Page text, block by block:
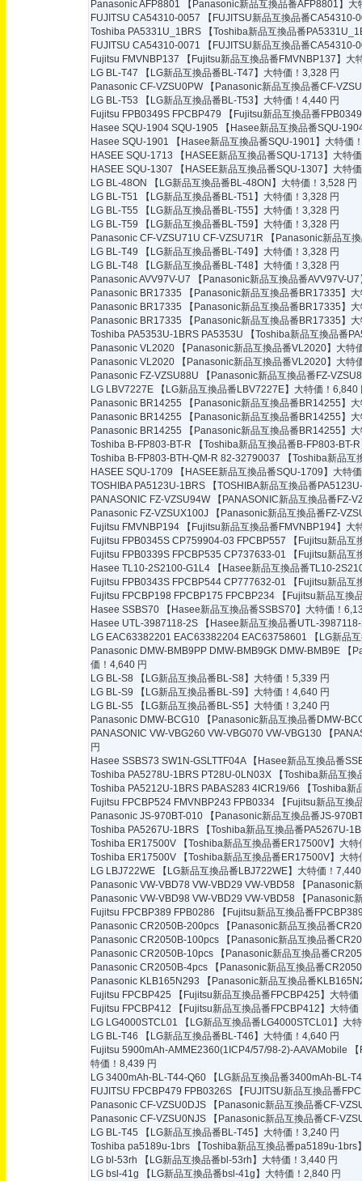
Panasonic AFP8801
【Panasonic新品互換品番AFP8801】大
FUJITSU CA54310-0057
【FUJITSU新品互換品番
Toshiba PA5331U_1BRS
【Toshiba新品互換品番
FUJITSU CA54310-0071
【FUJITSU新品互換品番
Fujitsu FMVNBP137
【Fujitsu新品互換品番FMVNBP137】大
LG BL-T47
【LG新品互換品番BL-T47】大特価！3,328 円
Panasonic CF-VZSU0PW
【Panasonic新品互換品番CF-
LG BL-T53
【LG新品互換品番BL-T53】大特価！4,440 円
Fujitsu FPB0349S FPCBP479
【Fujitsu新品互換品番
Hasee SQU-1904 SQU-1905
【Hasee新品互換品番SQU-
Hasee SQU-1901
【Hasee新品互換品番SQU-1901】大特価
HASEE SQU-1713
【HASEE新品互換品番SQU-1713】大特
HASEE SQU-1307
【HASEE新品互換品番SQU-1307】大特
LG BL-48ON
【LG新品互換品番BL-48ON】大特価！3,528 円
LG BL-T51
【LG新品互換品番BL-T51】大特価！3,328 円
LG BL-T55
【LG新品互換品番BL-T55】大特価！3,328 円
LG BL-T59
【LG新品互換品番BL-T59】大特価！3,328 円
Panasonic CF-VZSU71U CF-VZSU71R
【Panasonic新品互
LG BL-T49
【LG新品互換品番BL-T49】大特価！3,328 円
LG BL-T48
【LG新品互換品番BL-T48】大特価！3,328 円
Panasonic AVV97V-U7
【Panasonic新品互換品番AVV97V-
Panasonic BR17335
【Panasonic新品互換品番BR17335】
Panasonic BR17335
【Panasonic新品互換品番BR17335】
Panasonic BR17335
【Panasonic新品互換品番BR17335】
Toshiba PA5353U-1BRS PA5353U
【Toshiba新品互換品番
Panasonic VL2020
【Panasonic新品互換品番VL2020】大特
Panasonic VL2020
【Panasonic新品互換品番VL2020】大特
Panasonic FZ-VZSU88U
【Panasonic新品互換品番FZ-
LG LBV7227E
【LG新品互換品番LBV7227E】大特価！6,840
Panasonic BR14255
【Panasonic新品互換品番BR14255】
Panasonic BR14255
【Panasonic新品互換品番BR14255】
Panasonic BR14255
【Panasonic新品互換品番BR14255】
Toshiba B-FP803-BT-R
【Toshiba新品互換品番B-FP803-BT-
Toshiba B-FP803-BTH-QM-R 82-32790037
【Toshiba新品
HASEE SQU-1709
【HASEE新品互換品番SQU-1709】大特
TOSHIBA PA5123U-1BRS
【TOSHIBA新品互換品番
PANASONIC FZ-VZSU94W
【PANASONIC新品互換品番FZ-
Panasonic FZ-VZSUX100J
【Panasonic新品互換品番FZ-
Fujitsu FMVNBP194
【Fujitsu新品互換品番FMVNBP194】大
Fujitsu FPB0345S CP759904-03 FPCBP557
【Fujitsu新品
Fujitsu FPB0339S FPCBP535 CP737633-01
【Fujitsu新品
Hasee TL10-2S2100-G1L4
【Hasee新品互換品番TL10-
Fujitsu FPB0343S FPCBP544 CP777632-01
【Fujitsu新品
Fujitsu FPCBP198 FPCBP175 FPCBP234
【Fujitsu新品互
Hasee SSBS70
【Hasee新品互換品番SSBS70】大特価！
Hasee UTL-3987118-2S
【Hasee新品互換品番UTL-
LG EAC63382201 EAC63382204 EAC63758601
【LG新品
Panasonic DMW-BMB9PP DMW-BMB9GK DMW-BMB9E
【
価！4,640 円
LG BL-S8
【LG新品互換品番BL-S8】大特価！5,339 円
LG BL-S9
【LG新品互換品番BL-S9】大特価！4,640 円
LG BL-S5
【LG新品互換品番BL-S5】大特価！3,240 円
Panasonic DMW-BCG10
【Panasonic新品互換品番DMW-
PANASONIC VW-VBG260 VW-VBG070 VW-VBG130
【
円
Hasee SSBS73 SW1N-GSLTTF04A
【Hasee新品互換品番
Toshiba PA5278U-1BRS PT28U-0LN03X
【Toshiba新品互
Toshiba PA5212U-1BRS PABAS283 4ICR19/66
【Toshiba
Fujitsu FPCBP524 FMVNBP243 FPB0334
【Fujitsu新品互
Panasonic JS-970BT-010
【Panasonic新品互換品番JS-
Toshiba PA5267U-1BRS
【Toshiba新品互換品番PA5267U-
Toshiba ER17500V
【Toshiba新品互換品番ER17500V】大
Toshiba ER17500V
【Toshiba新品互換品番ER17500V】大
LG LBJ722WE
【LG新品互換品番LBJ722WE】大特価！
Panasonic VW-VBD78 VW-VBD29 VW-VBD58
【Panasonic
Panasonic VW-VBD98 VW-VBD29 VW-VBD58
【Panasonic
Fujitsu FPCBP389 FPB0286
【Fujitsu新品互換品番
Panasonic CR2050B-200pcs
【Panasonic新品互換品番
Panasonic CR2050B-100pcs
【Panasonic新品互換品番
Panasonic CR2050B-10pcs
【Panasonic新品互換品番
Panasonic CR2050B-4pcs
【Panasonic新品互換品番
Panasonic KLB165N293
【Panasonic新品互換品番
Fujitsu FPCBP425
【Fujitsu新品互換品番FPCBP425】大特
Fujitsu FPCBP412
【Fujitsu新品互換品番FPCBP412】大特
LG LG4000STCL01
【LG新品互換品番LG4000STCL01】大
LG BL-T46
【LG新品互換品番BL-T46】大特価！4,640 円
Fujitsu 5900mAh-AMME2360(1ICP4/57/98-2)-AAVAMobile
特価！8,439 円
LG 3400mAh-BL-T44-Q60
【LG新品互換品番3400mAh-BL-
FUJITSU FPCBP479 FPB0326S
【FUJITSU新品互換品番
Panasonic CF-VZSU0DJS
【Panasonic新品互換品番CF-
Panasonic CF-VZSU0NJS
【Panasonic新品互換品番CF-
LG BL-T45
【LG新品互換品番BL-T45】大特価！3,240 円
Toshiba pa5189u-1brs
【Toshiba新品互換品番pa5189u-1brs
LG bl-53rh
【LG新品互換品番bl-53rh】大特価！3,440 円
LG bsl-41g
【LG新品互換品番bsl-41g】大特価！2,840 円